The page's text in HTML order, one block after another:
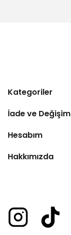
Kategoriler
İade ve Değişim
Hesabım
Hakkımızda